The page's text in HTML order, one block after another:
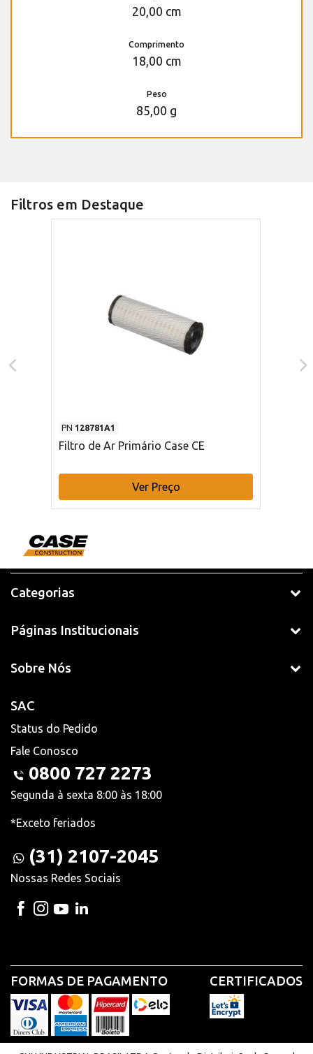
20,00 cm
Comprimento
18,00 cm
Peso
85,00 g
Filtros em Destaque
PN 128781A1
Filtro de Ar Primário Case CE
Ver Preço
Categorias
Páginas Institucionais
Sobre Nós
SAC
Status do Pedido
Fale Conosco
0800 727 2273
Segunda à sexta 8:00 às 18:00
*Exceto feriados
(31) 2107-2045
Nossas Redes Sociais
FORMAS DE PAGAMENTO CERTIFICADOS